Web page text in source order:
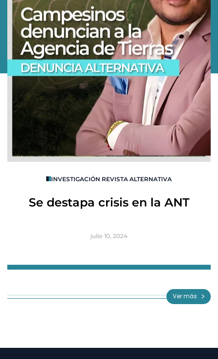
INVESTIGACIÓN REVISTA ALTERNATIVA
Se destapa crisis en la ANT
julio 10, 2024
3
Ver más